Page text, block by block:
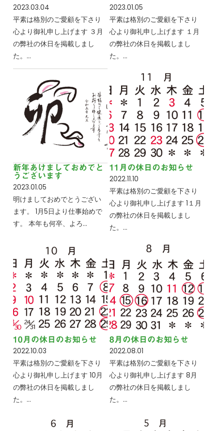
2023.03.04
平素は格別のご愛顧を下さり
心より御礼申し上げます ３月
の弊社の休日を掲載しまし
た。…
2023.01.05
平素は格別のご愛顧を下さり
心より御礼申し上げます １月
の弊社の休日を掲載しまし
た。…
新年あけましておめでと
うございます
2023.01.05
明けましておめでとうござい
ます。 1月5日より仕事始めで
す。 本年も何卒、よろ…
11月の休日のお知らせ
2022.11.10
平素は格別のご愛顧を下さり
心より御礼申し上げます 1１月
の弊社の休日を掲載しまし
た。…
10月の休日のお知らせ
2022.10.03
平素は格別のご愛顧を下さり
心より御礼申し上げます 10月
の弊社の休日を掲載しまし
た。…
8月の休日のお知らせ
2022.08.01
平素は格別のご愛顧を下さり
心より御礼申し上げます 8月
の弊社の休日を掲載しまし
た。…